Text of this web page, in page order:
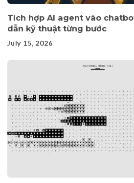
Tích hợp AI agent vào
dẫn kỹ thuật từng bước
July 15, 2026